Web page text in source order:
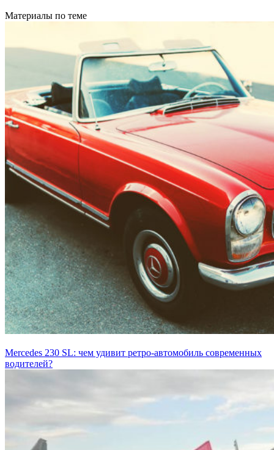
Материалы по теме
Mercedes 230 SL: чем удивит ретро-автомобиль современных
водителей?